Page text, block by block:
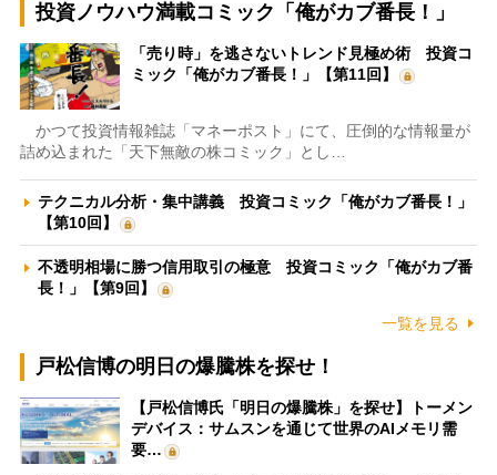
投資ノウハウ満載コミック「俺がカブ番長！」
「売り時」を逃さないトレンド見極め術 投資コ
ミック「俺がカブ番長！」【第11回】
かつて投資情報雑誌「マネーポスト」にて、圧倒的な情報量が
詰め込まれた「天下無敵の株コミック」とし…
テクニカル分析・集中講義 投資コミック「俺がカブ番長！」
【第10回】
不透明相場に勝つ信用取引の極意 投資コミック「俺がカブ番
長！」【第9回】
一覧を見る
戸松信博の明日の爆騰株を探せ！
【戸松信博氏「明日の爆騰株」を探せ】トーメン
デバイス：サムスンを通じて世界のAIメモリ需
要…